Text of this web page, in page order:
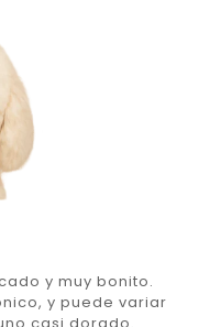
y muy bonito.
y puede variar